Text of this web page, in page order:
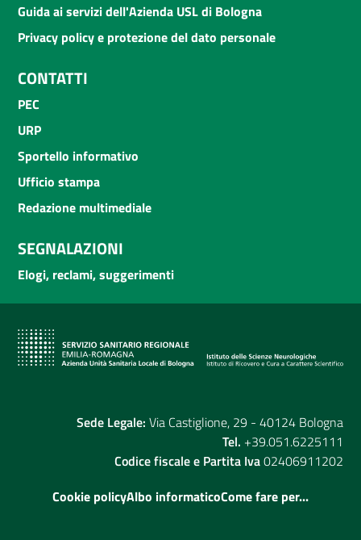
Guida ai servizi dell'Azienda USL di Bologna
Privacy policy e protezione del dato personale
CONTATTI
PEC
URP
Sportello informativo
Ufficio stampa
Redazione multimediale
SEGNALAZIONI
Elogi, reclami, suggerimenti
Sede Legale: Via Castiglione, 29 - 40124 Bologna
Tel. +39.051.6225111
Codice fiscale e Partita Iva02406911202
Cookie policyAlbo informaticoCome fare per...